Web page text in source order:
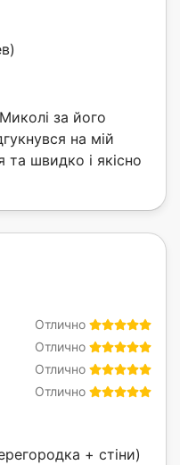
за його
на мій
та швидко і якісно
Отлично
Отлично
Отлично
Отлично
+ стіни)